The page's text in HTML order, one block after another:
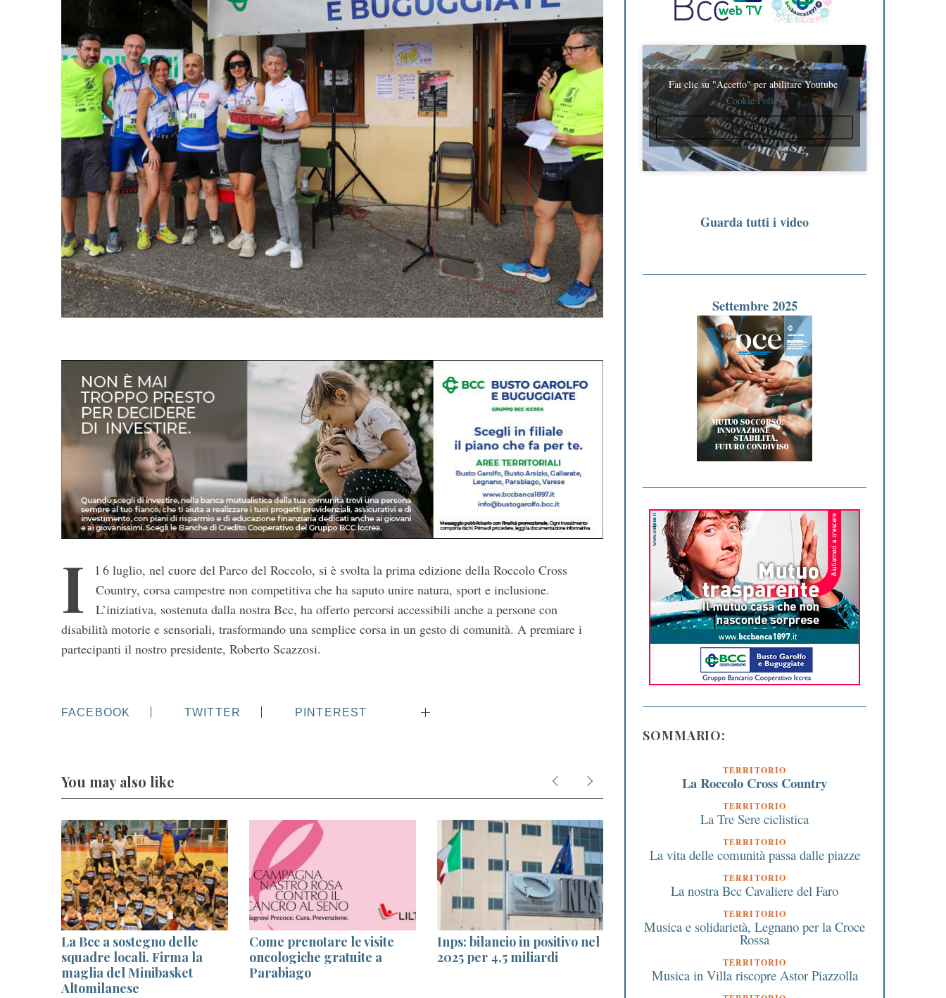
I
l 6 luglio, nel cuore del Parco del Roccolo, si è svolta la prima edizione della Roccolo Cross
Country, corsa campestre non competitiva che ha saputo unire natura, sport e inclusione.
L’iniziativa, sostenuta dalla nostra Bcc, ha offerto percorsi accessibili anche a persone con
disabilità motorie e sensoriali, trasformando una semplice corsa in un gesto di comunità. A premiare i
partecipanti il nostro presidente, Roberto Scazzosi.
FACEBOOK TWITTER PINTEREST
You may also like
La Bcc a sostegno delle
squadre locali. Firma la
maglia del Minibasket
Altomilanese
Come prenotare le visite
oncologiche gratuite a
Parabiago
Inps: bilancio in positivo nel
2025 per 4,5 miliardi
Una piccola Mac Laren
porterà i bambini malati in
sala operatoria a Varese,
contenere il contagio
Fai clic su "Accetto" per abilitare Youtube
Cookie Policy
ACCETTO
Guarda tutti i video
Settembre 2025
SOMMARIO:
TERRITORIO
La Roccolo Cross Country
TERRITORIO
La Tre Sere ciclistica
TERRITORIO
La vita delle comunità passa dalle piazze
TERRITORIO
La nostra Bcc Cavaliere del Faro
TERRITORIO
Musica e solidarietà, Legnano per la Croce
Rossa
TERRITORIO
Musica in Villa riscopre Astor Piazzolla
e
a
c
h
f
o
r
: